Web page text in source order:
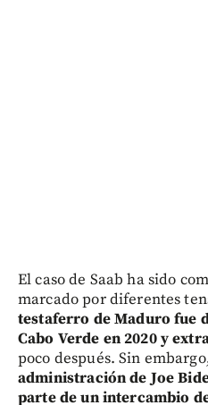
El caso de Saab ha sido
marcado por diferentes
testaferro de Maduro fue
Cabo Verde en 2020 y
poco después. Sin
administración de Joe
parte de un intercambio